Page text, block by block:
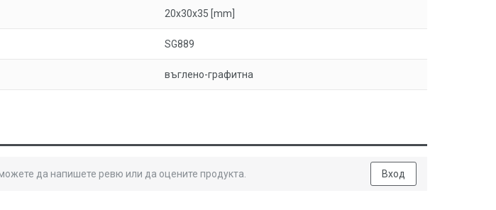
20x30x35 [mm]
SG889
въглено-графитна
да напишете ревю или да оцените продукта. Вход